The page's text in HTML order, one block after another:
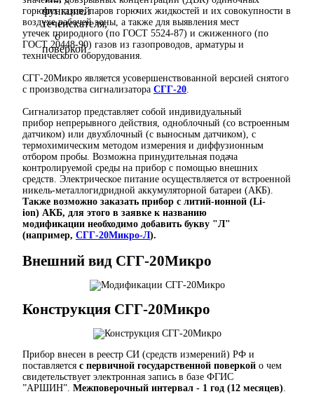
горючих газов, паров горючих жидкостей и их совокупности в
воздухе рабочей зоны, а также для выявления мест
утечек природного (по ГОСТ 5524-87) и сжиженного (по
ГОСТ 20448-90) газов из газопроводов, арматуры и
технического оборудования.
СГГ-20Микро является усовершенствованной версией снятого
с производства сигнализатора СГГ-20
Сигнализатор представляет собой индивидуальный
прибор непрерывного действия, одноблочный (со встроенным
датчиком) или двухблочный (с выносным датчиком), с
термохимическим методом измерения и диффузионным
отбором пробы. Возможна принудительная подача
контролируемой среды на прибор с помощью внешних
средств. Электрическое питание осуществляется от встроенной
никель-металлогидридной аккумуляторной батареи (АКБ).
Также возможно заказать прибор с литий-ионной (Li-
ion) АКБ, для этого в заявке к названию
модификации необходимо добавить букву "Л"
(например, СГГ-20Микро-Л).
Внешний вид СГГ-20Микро
Конструкция СГГ-20Микро
Прибор внесен в реестр СИ (средств измерений) РФ и
поставляется с первичной государственной поверкой о чем
свидетельствует электронная запись в базе ФГИС
”АРШИН”. Межповерочный интервал - 1 год (12 месяцев)